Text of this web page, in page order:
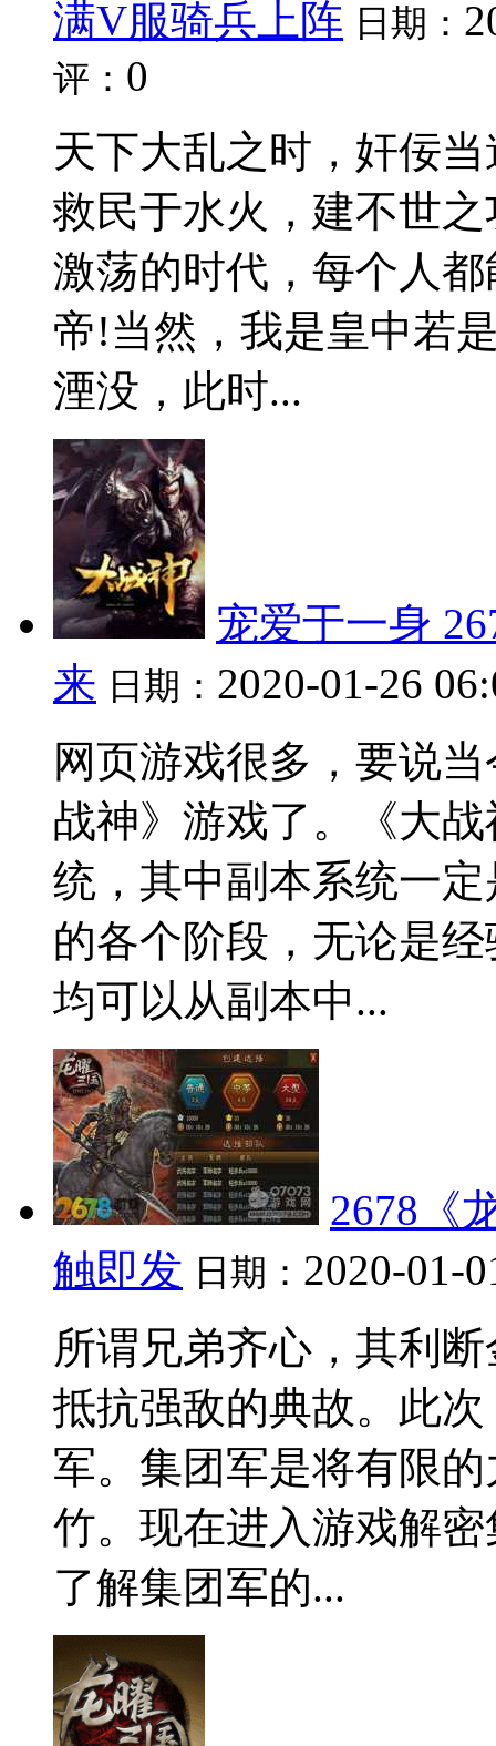
满V服骑兵上阵 日期：
评： 0
天下大乱之时，奸佞
救民于水火，建不世
激荡的时代，每个人
帝!当然，我是皇中若
湮没，此时...
宠爱于一身
来 日期： 2020-01-26
网页游戏很多，要说
战神》游戏了。《大
统，其中副本系统一
的各个阶段，无论是
均可以从副本中...
2678《
触即发 日期： 2020-01-
所谓兄弟齐心，其利
抵抗强敌的典故。此
军。集团军是将有限
竹。现在进入游戏解
了解集团军的...